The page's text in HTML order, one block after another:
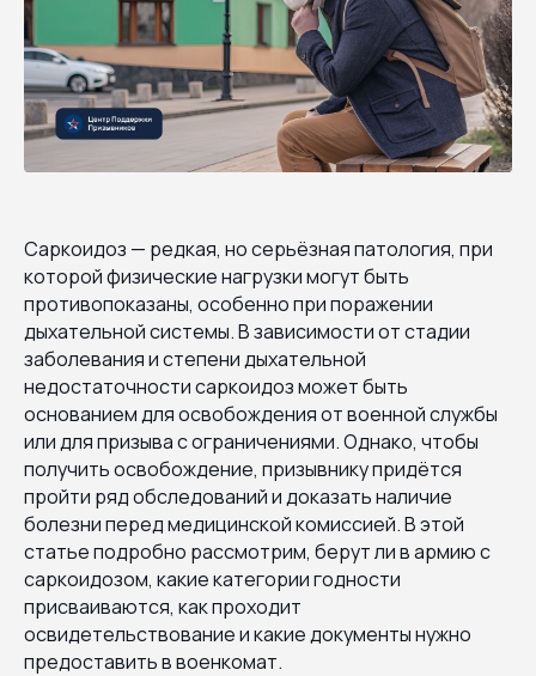
Саркоидоз — редкая, но серьёзная патология, при
которой физические нагрузки могут быть
противопоказаны, особенно при поражении
дыхательной системы. В зависимости от стадии
заболевания и степени дыхательной
недостаточности саркоидоз может быть
основанием для освобождения от военной службы
или для призыва с ограничениями. Однако, чтобы
получить освобождение, призывнику придётся
пройти ряд обследований и доказать наличие
болезни перед медицинской комиссией. В этой
статье подробно рассмотрим, берут ли в армию с
саркоидозом, какие категории годности
присваиваются, как проходит
освидетельствование и какие документы нужно
предоставить в военкомат.